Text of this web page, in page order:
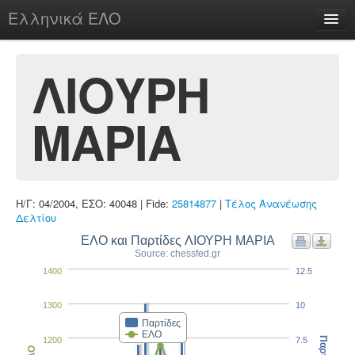
Ελληνικά ΕΛΟ
chesstu.be @ discord
Login
ΛΙΟΥΡΗ
ΜΑΡΙΑ
Η/Γ: 04/2004, ΕΣΟ: 40048 | Fide: 25814877 | Τέλος Ανανέωσης
Δελτίου
ΕΛΟ και Παρτίδες ΛΙΟΥΡΗ ΜΑΡΙΑ
Source: chessfed.gr
Παρτίδες
ΕΛΟ
1200
1300
1400
7.5
10
12.5